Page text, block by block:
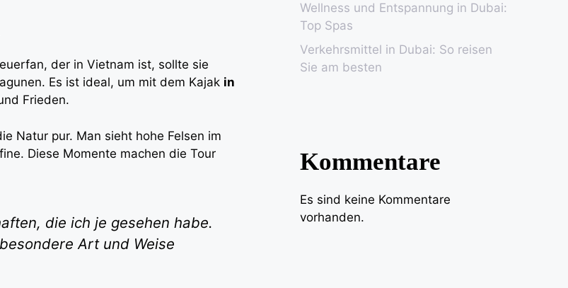
der in Vietnam ist, sollte sie
Es ist ideal, um mit dem Kajak in
Frieden.
Natur pur. Man sieht hohe Felsen im
Diese Momente machen die Tour
die ich je gesehen habe.
Art und Weise
Wellness und Entspannung in Dubai:
Top Spas
Verkehrsmittel in Dubai: So reisen
Sie am besten
Kommentare
Es sind keine Kommentare
vorhanden.